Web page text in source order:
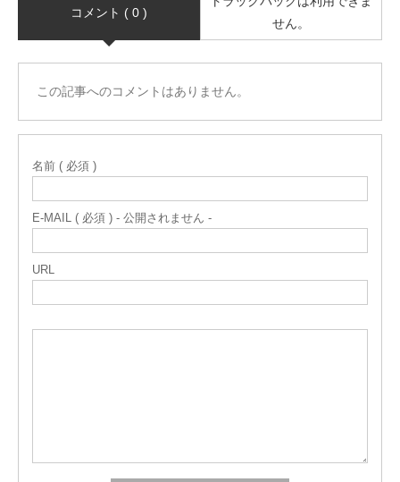
コメント ( 0 )
せん。
この記事へのコメントはありません。
名前 ( 必須 )
E-MAIL ( 必須 ) - 公開されません -
URL